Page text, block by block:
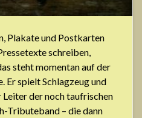
Plakate und Postkarten
schreiben,
steht momentan auf der
Er spielt Schlagzeug und
der noch taufrischen
Tributeband – die dann